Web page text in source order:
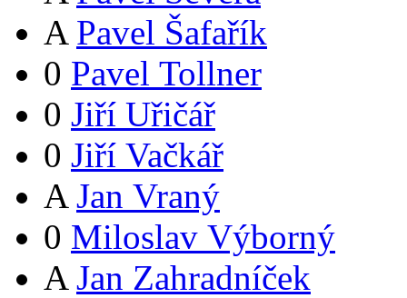
A Pavel Šafařík
0 Pavel Tollner
0 Jiří Uřičář
0 Jiří Vačkář
A Jan Vraný
0 Miloslav Výborný
A Jan Zahradníček